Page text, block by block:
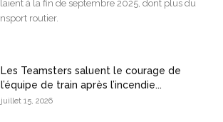
à la fin de septembre 2025, dont plus du
routier.
Les Teamsters saluent le courage de
l’équipe de train après l’incendie...
juillet 15, 2026